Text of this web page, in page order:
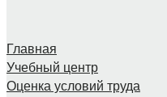
Главная
Учебный центр
Оценка условий труда